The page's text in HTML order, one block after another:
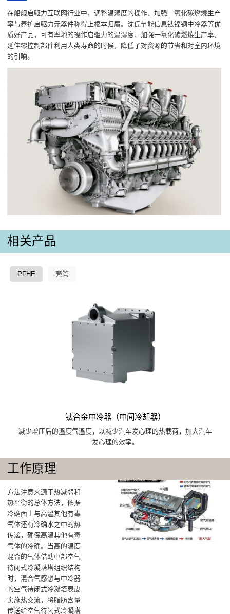
在船舰启驱力互联网行业中，调整温湿度的操作、加强一氧化碳燃燒生产
率与养护启驱力元器件称得上根本归属。沈氏节能信息钛镍钢中冷器等优
质好产品，可有率地的操作启驱力的温湿度，加强一氧化碳燃燒生产率、
延伸零控制部件利用人类寿命的时候，降低了对资源的节省和对室内环境
的引响。
相关产品
PFHE 壳管
钛合金中冷器（中间冷却器）
减少增压后的溫度气溫度，以减少汽车发心理的热载荷，加大汽车
发心理的效率。
工作原理
方法注意来源于热减弱和
热平衡的总体方法，依据
冷确面上与高溫其他有毒
气体还有冷确水之中的热
传递，确保高溫其他有毒
气体的冷确‌。当高的温度
混合的气体借助中部空气
待闭式冷凝塔塔组织结构
时，混合气感想与中冷器
的空气待闭式冷凝塔表皮
实施热交流，将脂肪含量
传送给空气待闭式冷凝塔